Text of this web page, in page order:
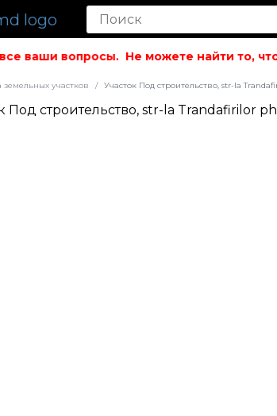
ваши вопросы. Не можете найти то, что
участков Участок Под строительство, str-la